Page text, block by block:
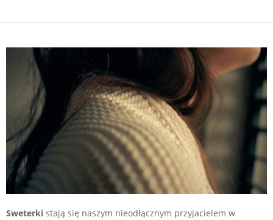
Sweterki stają się naszym nieodłącznym przyjacielem w